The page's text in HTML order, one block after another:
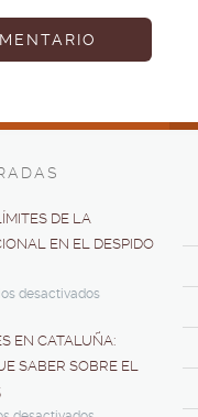
DE LA
EN EL DESPIDO
desactivados
EN CATALUÑA:
SABER SOBRE EL